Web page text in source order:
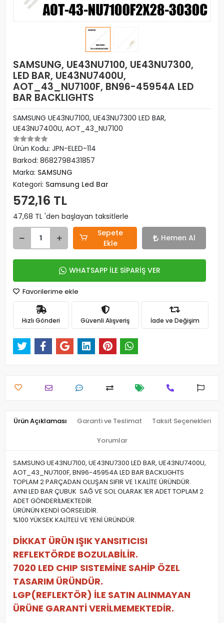
SAMSUNG, UE43NU7100, UE43NU7300,
LED BAR, UE43NU7400U,
AOT_43_NU7100F, BN96-45954A LED
BAR BACKLIGHTS
SAMSUNG UE43NU7100, UE43NU7300 LED BAR,
UE43NU7400U, AOT_43_NU7100
Ürün Kodu: JPN-ELED-114
Barkod: 8682798431857
Marka: SAMSUNG
Kategori: Samsung Led Bar
572,16 TL
47,68 TL 'den başlayan taksitlerle
Sepete
Ekle
Hemen Al
WHATSAPP İLE SİPARİŞ VER
Favorilerime ekle
Hızlı Gönderi Güvenli Alışveriş İade ve Değişim
Ürün Açıklaması Garanti ve Teslimat Taksit Seçenekleri
Yorumlar
SAMSUNG UE43NU7100, UE43NU7300 LED BAR, UE43NU7400U,
AOT_43_NU7100F, BN96-45954A LED BAR BACKLIGHTS
TOPLAM 2 PARÇADAN OLUŞAN SIFIR VE 1.KALİTE ÜRÜNDÜR.
AYNI LED BAR ÇUBUK SAĞ VE SOL OLARAK 1ER ADET TOPLAM 2
ADET GÖNDERİLMEKTEDİR.
ÜRÜNÜN KENDİ GÖRSELİDİR.
%100 YÜKSEK KALİTELİ VE YENİ ÜRÜNDÜR.
DİKKAT ÜRÜN IŞIK YANSITICISI
REFLEKTÖRDE BOZULABİLİR.
7020 LED CHIP SISTEMİNE SAHİP ÖZEL
TASARIM ÜRÜNDÜR.
LGP(REFLEKTÖR) İLE SATIN ALINMAYAN
ÜRÜNE GARANTİ VERİLMEMEKTEDİR.